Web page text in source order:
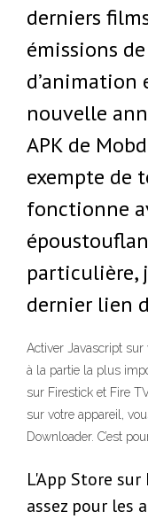
derniers
émissions
d’animation
nouvelle
APK de
exempte de
fonctionne
particulière,
dernier lien
Activer Javascript sur
à la partie la plus
sur Firestick et Fire
sur votre appareil,
Downloader. C’est
L'App Store
assez pour les